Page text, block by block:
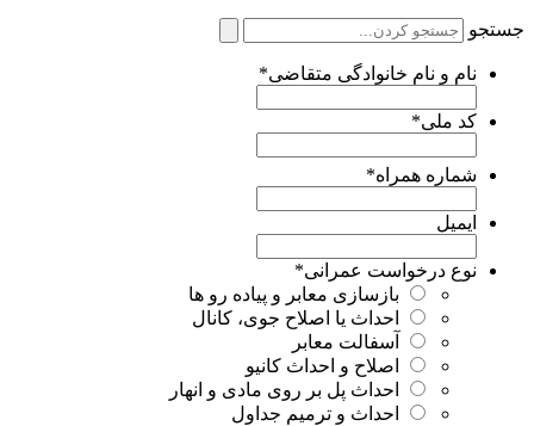
نام و نام خانوادگی متقاضی*
کد ملی*
شماره همراه *
ایمیل
نوع درخواست عمرانی*
بازسازی معابر و پیاده رو ها
احداث یا اصلاح جوی، کانال
آسفالت معابر
اصلاح و احداث کانیو
احداث پل بر روی مادی و انهار
احداث و ترمیم جداول